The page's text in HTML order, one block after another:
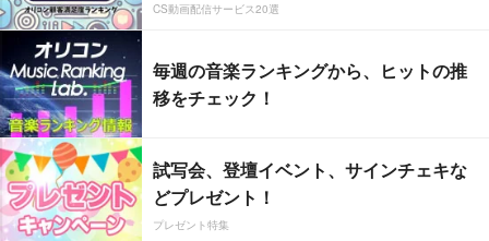
CS動画配信サービス20選
毎週の音楽ランキングから、ヒットの推
移をチェック！
試写会、登壇イベント、サインチェキな
どプレゼント！
プレゼント特集